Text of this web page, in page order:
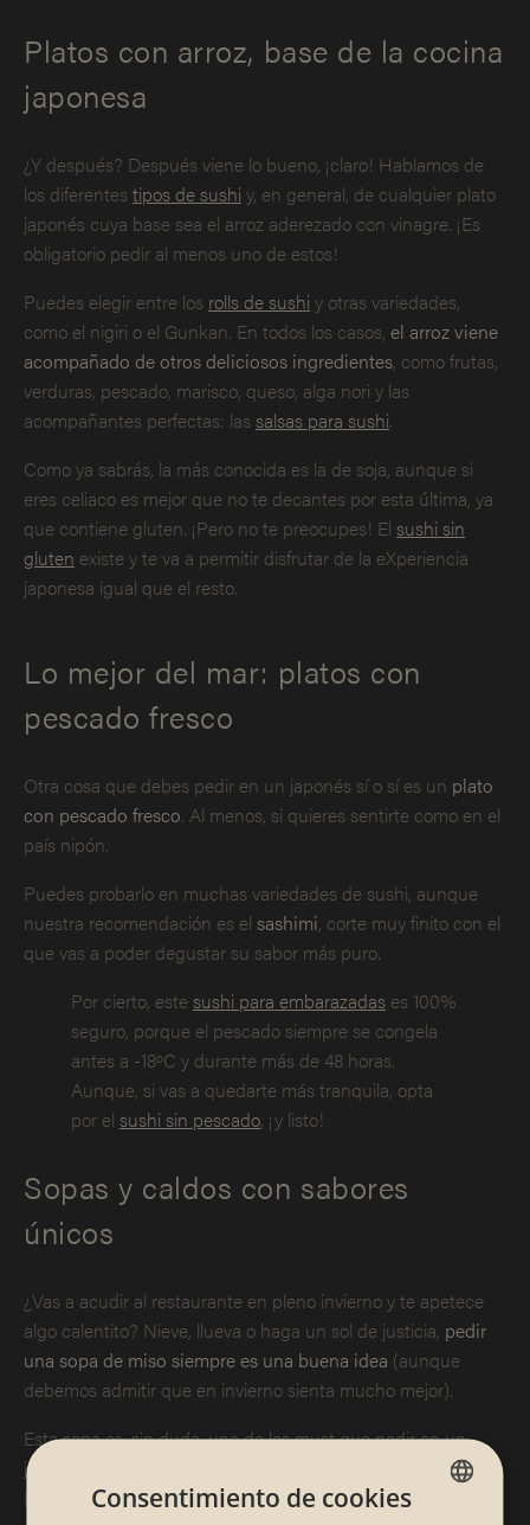
Platos con arroz, base de la cocina
japonesa
¿Y después? Después viene lo bueno, ¡claro! Hablamos de
los diferentes tipos de sushi y, en general, de cualquier plato
japonés cuya base sea el arroz aderezado con vinagre. ¡Es
obligatorio pedir al menos uno de estos!
Puedes elegir entre los rolls de sushi y otras variedades,
como el nigiri o el Gunkan. En todos los casos, el arroz viene
acompañado de otros deliciosos ingredientes, como frutas,
verduras, pescado, marisco, queso, alga nori y las
acompañantes perfectas: las salsas para sushi.
Como ya sabrás, la más conocida es la de soja, aunque si
eres celiaco es mejor que no te decantes por esta última, ya
que contiene gluten. ¡Pero no te preocupes! El sushi sin
gluten existe y te va a permitir disfrutar de la eXperiencia
japonesa igual que el resto.
Lo mejor del mar: platos con
pescado fresco
Otra cosa que debes pedir en un japonés sí o sí es un plato
con pescado fresco. Al menos, si quieres sentirte como en el
país nipón.
Puedes probarlo en muchas variedades de sushi, aunque
nuestra recomendación es el sashimi, corte muy finito con el
que vas a poder degustar su sabor más puro.
Por cierto, este sushi para embarazadas es 100%
seguro, porque el pescado siempre se congela
antes a -18ºC y durante más de 48 horas.
Aunque, si vas a quedarte más tranquila, opta
por el sushi sin pescado, ¡y listo!
Sopas y caldos con sabores
únicos
¿Vas a acudir al restaurante en pleno invierno y te apetece
algo calentito? Nieve, llueva o haga un sol de justicia, pedir
una sopa de miso siempre es una buena idea (aunque
debemos admitir que en invierno sienta mucho mejor).
Esta sopa es, sin duda, uno de los must que pedir en un
japonés, porque se trata de un caldo clásico de origen nipón.
miso japonéses sanísimo y un auténtico tesoro culinario,
Consentimiento de cookies